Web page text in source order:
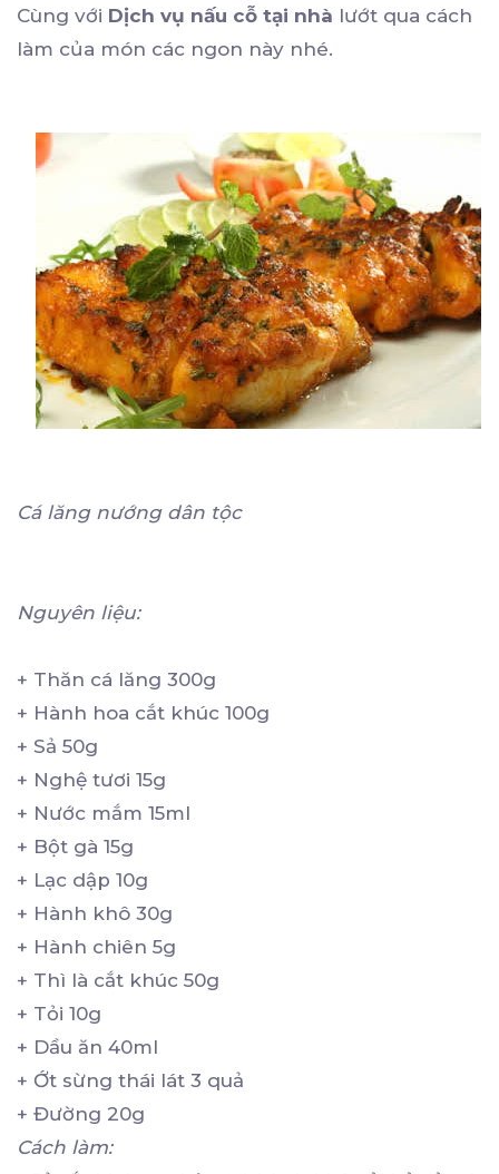
Cùng với Dịch vụ nấu cỗ tại nhà lướt qua cách
làm của món các ngon này nhé.
Cá lăng nướng dân tộc
Nguyên liệu:
+ Thăn cá lăng 300g
+ Hành hoa cắt khúc 100g
+ Sả 50g
+ Nghệ tươi 15g
+ Nước mắm 15ml
+ Bột gà 15g
+ Lạc dập 10g
+ Hành khô 30g
+ Hành chiên 5g
+ Thì là cắt khúc 50g
+ Tỏi 10g
+ Dầu ăn 40ml
+ Ớt sừng thái lát 3 quả
+ Đường 20g
Cách làm: